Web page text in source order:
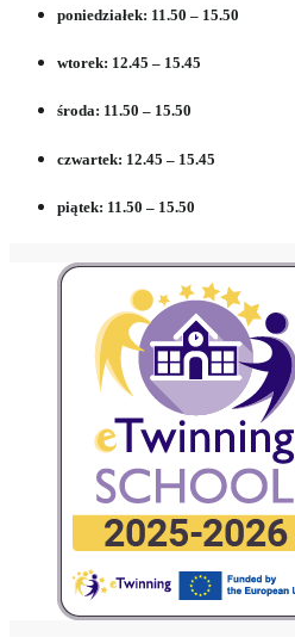
poniedziałek: 11.50 – 15.50
wtorek: 12.45 – 15.45
środa: 11.50 – 15.50
czwartek: 12.45 – 15.45
piątek: 11.50 – 15.50